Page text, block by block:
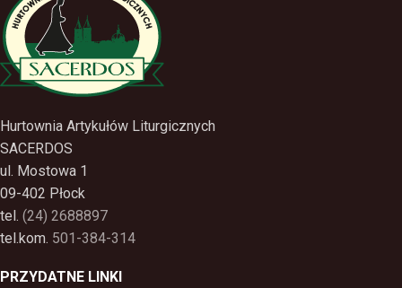
Hurtownia Artykułów Liturgicznych
SACERDOS
ul. Mostowa 1
09-402 Płock
tel. (24) 2688897
tel.kom. 501-384-314
PRZYDATNE LINKI